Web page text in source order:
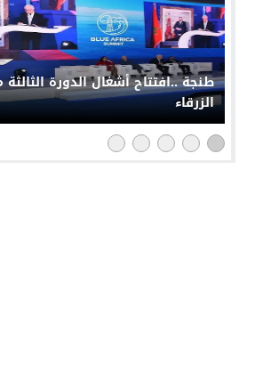
طنجة ..افتتاح أشغال الدورة
الزرقاء